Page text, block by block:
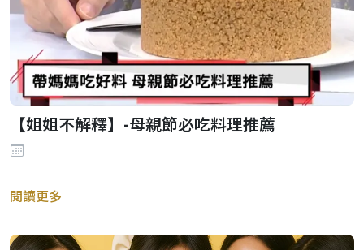
【姐姐不解釋】-母親節必吃料理推薦
閱讀更多